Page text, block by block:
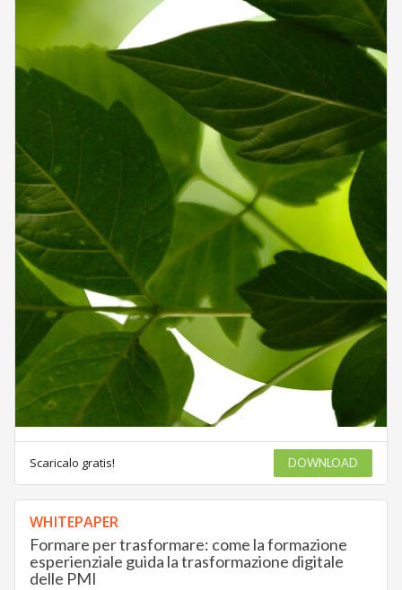
Scaricalo gratis! DOWNLOAD
WHITEPAPER
Formare per trasformare: come la formazione
esperienziale guida la trasformazione digitale
delle PMI